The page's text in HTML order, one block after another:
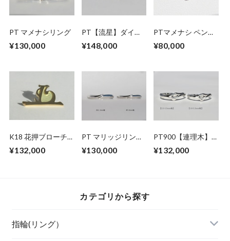
PT マメナシリング
¥130,000
PT【流星】ダイヤ
bp
¥148,000
PTマメナシ ペンダ
¥80,000
K18 花押ブローチ
【徳川家康公】
¥132,000
PT マリッジリング
SA-p2.3mm
¥130,000
PT900【連理木】
マリッジリング
¥132,000
カテゴリから探す
指輪(リング）